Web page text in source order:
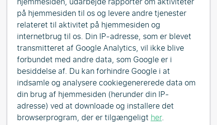
på hjemmesiden til os og levere andre tjenester
relateret til aktivitet på hjemmesiden og
internetbrug til os. Din IP-adresse, som er blevet
transmitteret af Google Analytics, vil ikke blive
forbundet med andre data, som Google er i
besiddelse af. Du kan forhindre Google i at
indsamle og analysere cookiegenererede data om
din brug af hjemmesiden (herunder din IP-
adresse) ved at downloade og installere det
browserprogram, der er tilgængeligther.